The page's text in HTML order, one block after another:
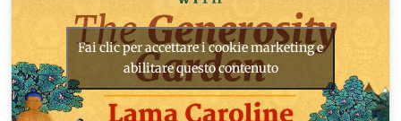
Fai clic per accettare i cookie marketing e
abilitare questo contenuto